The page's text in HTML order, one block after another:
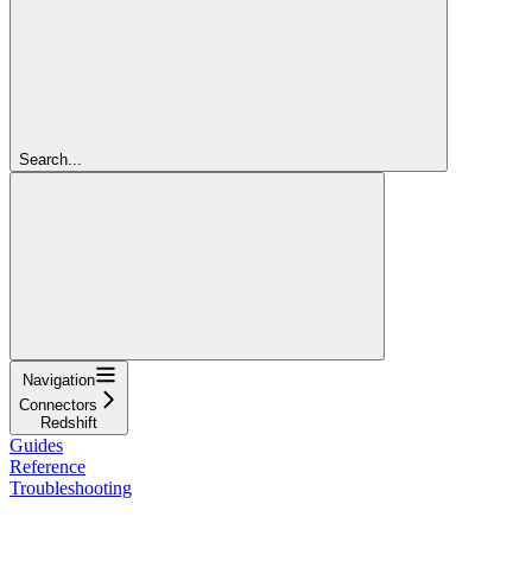
Search...
Navigation
Connectors
Redshift
Guides
Reference
Troubleshooting